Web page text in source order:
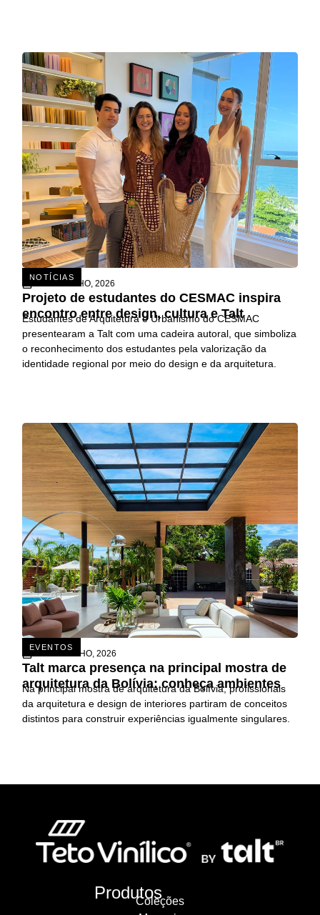
NOTÍCIAS
15 DE JULHO, 2026
Projeto de estudantes do CESMAC inspira
encontro entre design, cultura e Talt
Estudantes de Arquitetura e Urbanismo do CESMAC
presentearam a Talt com uma cadeira autoral, que simboliza
o reconhecimento dos estudantes pela valorização da
identidade regional por meio do design e da arquitetura.
EVENTOS
26 DE JUNHO, 2026
Talt marca presença na principal mostra de
arquitetura da Bolívia; conheça ambientes
Na principal mostra de arquitetura da Bolívia, profissionais
da arquitetura e design de interiores partiram de conceitos
distintos para construir experiências igualmente singulares.
Produtos
Coleções